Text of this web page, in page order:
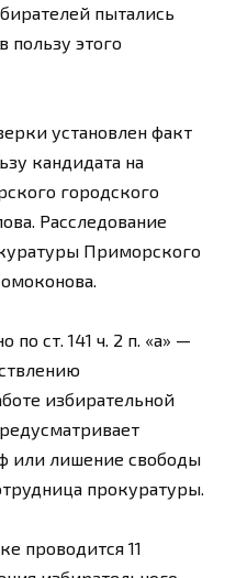
пытались
пользу этого
установлен факт
кандидата на
городского
Расследование
Приморского
по ст. 141 ч. 2 п. «а» —
избирательной
или лишение свободы
прокуратуры.
проводится 11